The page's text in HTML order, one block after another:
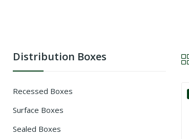
Distribution Boxes
Recessed Boxes
Surface Boxes
Sealed Boxes